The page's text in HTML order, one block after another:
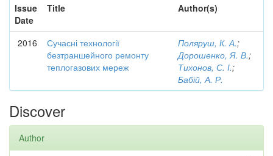
Issue
Date
Title Author(s)
2016
Сучасні технології
безтраншейного ремонту
теплогазових мереж
Поляруш, К. А.;
Дорошенко, Я. В.;
Тихонов, С. І.;
Бабій, А. Р.
Discover
Author